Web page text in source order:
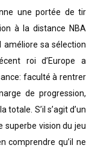
une portée de tir
à la distance NBA
améliore sa sélection
roi d’Europe a
faculté à rentrer
de progression,
S’il s’agit d’un
superbe vision du jeu
comprendre qu’il ne